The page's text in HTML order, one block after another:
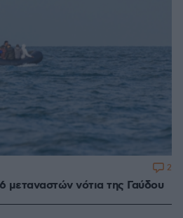
μεταναστών νότια της Γαύδου
2